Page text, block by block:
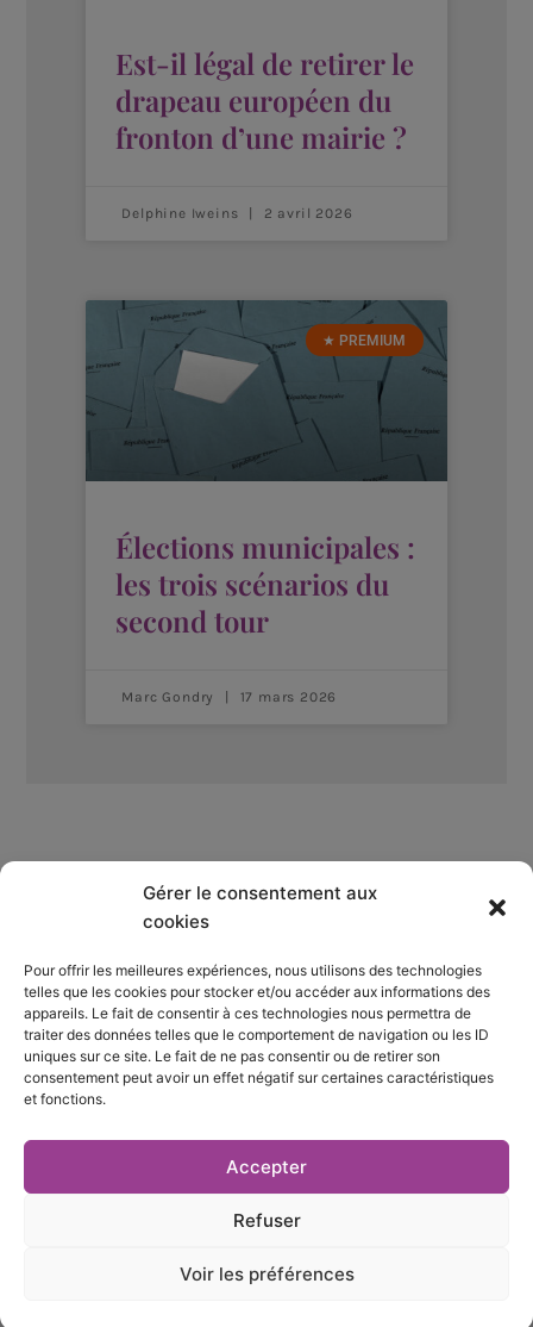
Gérer le consentement aux
cookies
Pour offrir les meilleures expériences, nous utilisons des technologies
telles que les cookies pour stocker et/ou accéder aux informations des
appareils. Le fait de consentir à ces technologies nous permettra de
traiter des données telles que le comportement de navigation ou les ID
uniques sur ce site. Le fait de ne pas consentir ou de retirer son
consentement peut avoir un effet négatif sur certaines caractéristiques
et fonctions.
Accepter
Refuser
Voir les préférences
Est-il légal de retirer le
drapeau européen du
fronton d’une mairie ?
Delphine Iweins 2 avril 2026
★ PREMIUM
Élections municipales :
les trois scénarios du
second tour
Marc Gondry 17 mars 2026
Qui sommes-nous ?
S’abonner
Mentions Légales
Nous contacter
S’inscrire à la newsletter
Y
X
I